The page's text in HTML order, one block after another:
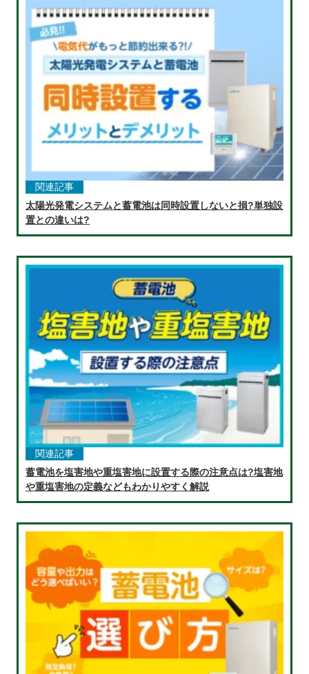
関連記事
太陽光発電システムと蓄電池は同時設置しないと損?単独設
置との違いは?
関連記事
蓄電池を塩害地や重塩害地に設置する際の注意点は?塩害地
や重塩害地の定義などもわかりやすく解説